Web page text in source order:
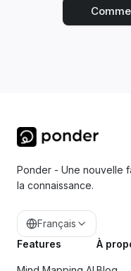
Ponder - Une nouvelle
la connaissance.
Français
Features
À